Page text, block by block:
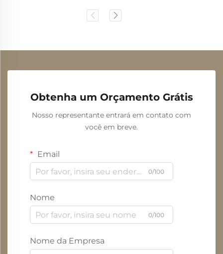
Obtenha um Orçamento Grátis
Nosso representante entrará em contato com
você em breve.
Email
0/100
Nome
0/100
Nome da Empresa